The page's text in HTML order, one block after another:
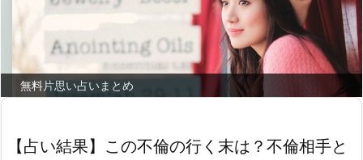
無料片思い占いまとめ
【占い結果】この不倫の行く末は？不倫相手と